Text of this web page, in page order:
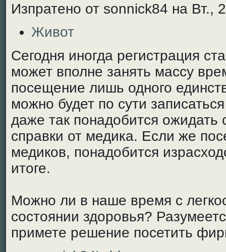
Изпратено от sonnick84 на Вт.,
Живот
Сегодня иногда регистрация
может вполне занять массу
посещение лишь одного
можно будет по сути
даже так понадобится ожидать
справки от медика. Если же
медиков, понадобится
итоге.
Можно ли в наше время с
состоянии здоровья?
примете решение посетить